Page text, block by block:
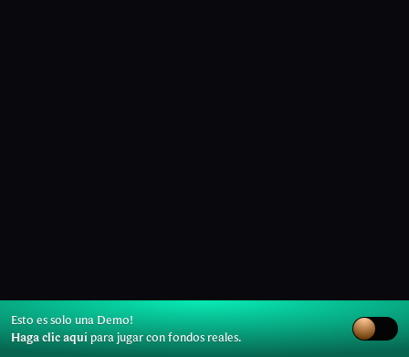
Esto es solo una Demo!
Haga clic aquípara jugar con fondos reales.